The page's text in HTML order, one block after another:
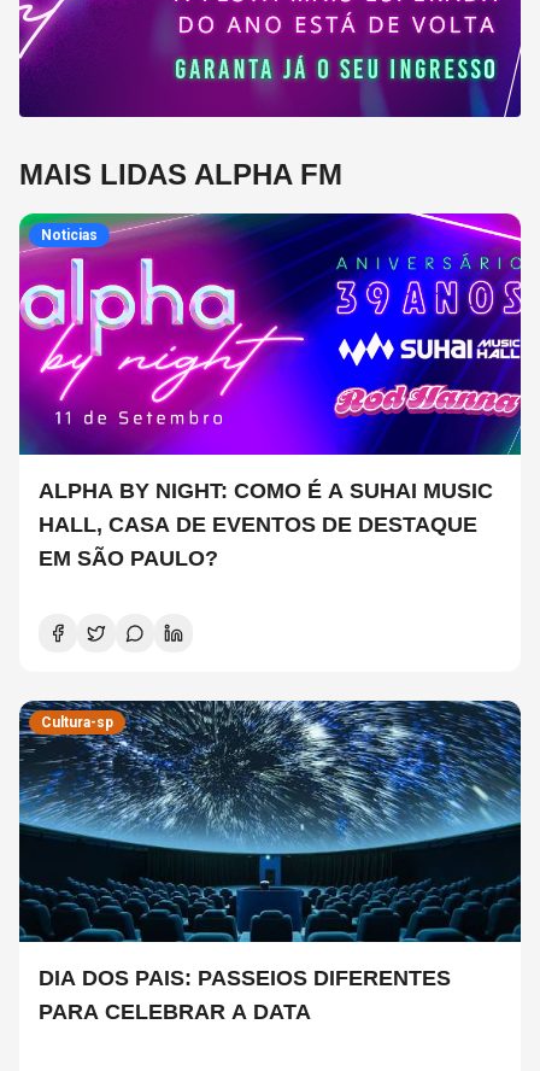
MAIS LIDAS ALPHA FM
Noticias
ALPHA BY NIGHT: COMO É A SUHAI MUSIC
HALL, CASA DE EVENTOS DE DESTAQUE
EM SÃO PAULO?
Cultura-sp
DIA DOS PAIS: PASSEIOS DIFERENTES
PARA CELEBRAR A DATA